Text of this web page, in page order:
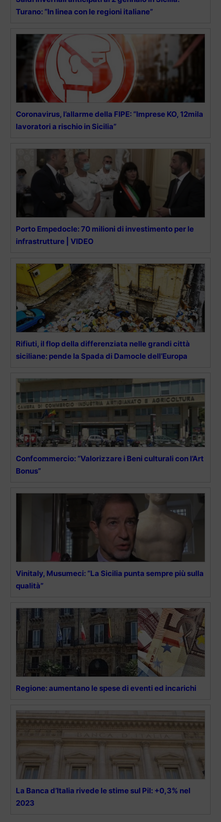
Turano: “In linea con le regioni italiane”
Coronavirus, l’allarme della FIPE: “Imprese KO, 12mila
lavoratori a rischio in Sicilia”
Porto Empedocle: 70 milioni di investimento per le
infrastrutture | VIDEO
Rifiuti, il flop della differenziata nelle grandi città
siciliane: pende la Spada di Damocle dell’Europa
Confcommercio: “Valorizzare i Beni culturali con l’Art
Bonus”
Vinitaly, Musumeci: “La Sicilia punta sempre più sulla
qualità”
Regione: aumentano le spese di eventi ed incarichi
La Banca d’Italia rivede le stime sul Pil: +0,3% nel
2023